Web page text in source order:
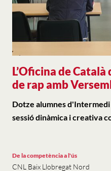
L’Oficina de
de rap amb
Dotze alumnes
sessió dinàmica i creativa
De la competència a l'ús
CNL Baix Llobregat Nord